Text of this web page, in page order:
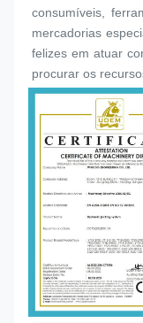
consumíveis,
mercadorias
felizes em atuar
procurar os